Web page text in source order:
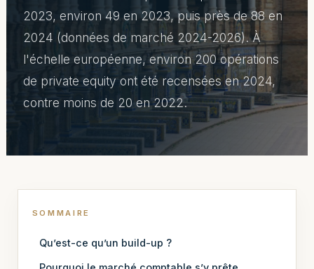
2023, environ 49 en 2023, puis près de 88 en
2024 (données de marché 2024-2026). À
l'échelle européenne, environ 200 opérations
de private equity ont été recensées en 2024,
contre moins de 20 en 2022.
SOMMAIRE
Qu’est-ce qu’un build-up ?